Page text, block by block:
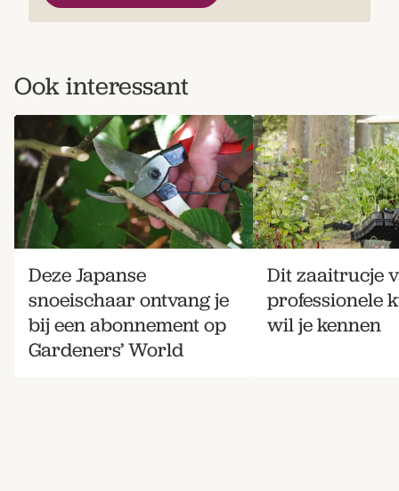
Ook interessant
Deze Japanse
snoeischaar ontvang je
bij een abonnement op
Gardeners’ World
Dit zaaitrucje
professionele
wil je kennen